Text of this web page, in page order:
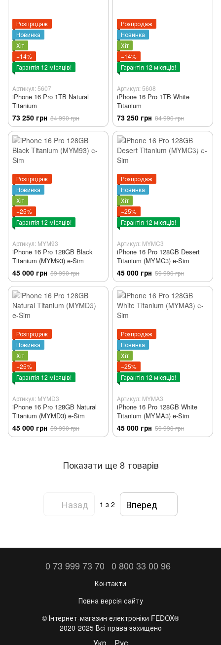
Розпродаж
Новинка
Хіт
−14%
Гарантія 12 місяців!
Артикул: 5607
iPhone 16 Pro 1TB Natural
Titanium
73 250 грн 84 990 грн
Розпродаж
Новинка
Хіт
−14%
Гарантія 12 місяців!
Артикул: 5608
iPhone 16 Pro 1TB White
Titanium
73 250 грн 84 990 грн
Розпродаж
Новинка
Хіт
−25%
Гарантія 12 місяців!
Артикул: MYM93
iPhone 16 Pro 128GB Black
Titanium (MYM93) e-Sim
45 000 грн 59 990 грн
Розпродаж
Новинка
Хіт
−25%
Гарантія 12 місяців!
Артикул: MYMC3
iPhone 16 Pro 128GB Desert
Titanium (MYMC3) e-Sim
45 000 грн 59 990 грн
Розпродаж
Новинка
Хіт
−25%
Гарантія 12 місяців!
Артикул: MYMD3
iPhone 16 Pro 128GB Natural
Titanium (MYMD3) e-Sim
45 000 грн 59 990 грн
Розпродаж
Новинка
Хіт
−25%
Гарантія 12 місяців!
Артикул: MYMA3
iPhone 16 Pro 128GB White
Titanium (MYMA3) e-Sim
45 000 грн 59 990 грн
Показати ще 8 товарів
Назад 1 з 2 Вперед
0 73 999 73 70 0 800 33 00 96
Контакти
Повна версія сайту
©️ Інтернет-магазин електроніки FEDOX®
2020-2025 Всі права захищено